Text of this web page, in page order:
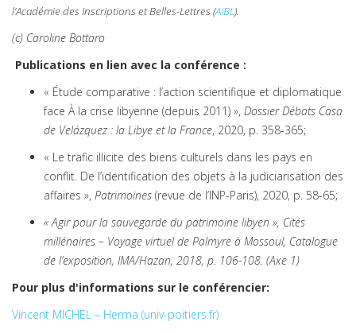
l’Académie des Inscriptions et Belles-Lettres (AIBL).
(c) Caroline Bottaro
Publications en lien avec la conférence :
« Étude comparative : l’action scientifique et diplomatique
face À la crise libyenne (depuis 2011) », Dossier Débats Casa
de Velázquez : la Libye et la France, 2020, p. 358-365;
« Le trafic illicite des biens culturels dans les pays en
conflit. De l’identification des objets à la judiciarisation des
affaires », Patrimoines (revue de l’INP-Paris), 2020, p. 58-65;
« Agir pour la sauvegarde du patrimoine libyen », Cités
millénaires – Voyage virtuel de Palmyre à Mossoul, Catalogue
de l’exposition, IMA/Hazan, 2018, p. 106-108. (Axe 1)
Pour plus d'informations sur le conférencier:
Vincent MICHEL – Herma (univ-poitiers.fr)